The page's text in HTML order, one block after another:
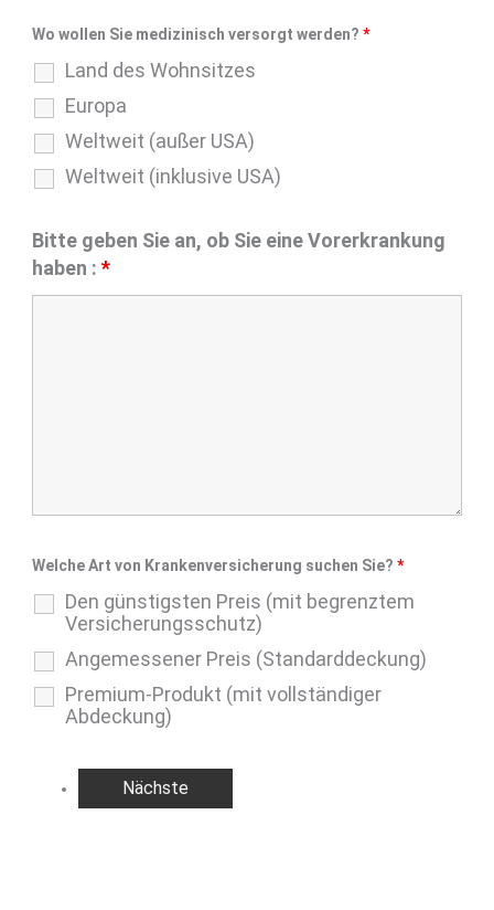
Wo wollen Sie medizinisch versorgt werden? *
Land des Wohnsitzes
Europa
Weltweit (außer USA)
Weltweit (inklusive USA)
Bitte geben Sie an, ob Sie eine Vorerkrankung
haben : *
Welche Art von Krankenversicherung suchen Sie? *
Den günstigsten Preis (mit begrenztem
Versicherungsschutz)
Angemessener Preis (Standarddeckung)
Premium-Produkt (mit vollständiger
Abdeckung)